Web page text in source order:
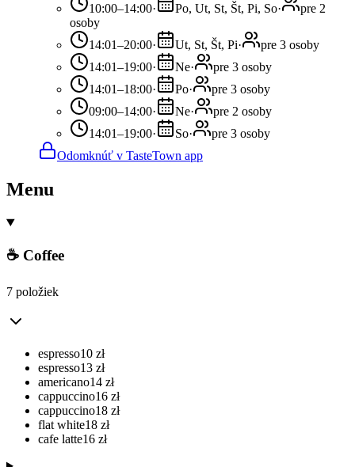
10:00–14:00· Po, Ut, St, Št, Pi, So·
pre 2
osoby
14:01–20:00· Ut, St, Št, Pi·
pre 3 osoby
14:01–19:00· Ne·
pre 3 osoby
14:01–18:00· Po·
pre 3 osoby
09:00–14:00· Ne·
pre 2 osoby
14:01–19:00· So·
pre 3 osoby
Odomknúť v TasteTown app
Menu
☕ Coffee
7 položiek
espresso10 zł
espresso13 zł
americano14 zł
cappuccino16 zł
cappuccino18 zł
flat white18 zł
cafe latte16 zł